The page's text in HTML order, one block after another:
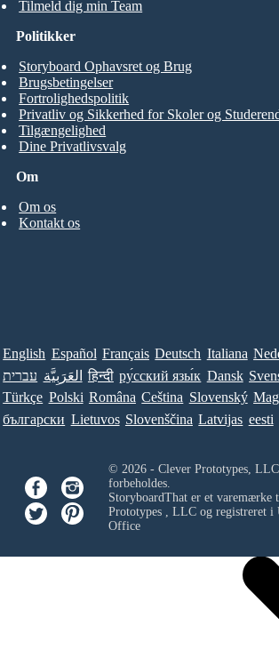
Tilmeld dig min Team
Om
Om os
Kontakt os
Politikker
Storyboard Ophavsret og Brug
Brugsbetingelser
Fortrolighedspolitik
Privatliv og Sikkerhed for Skoler og
Tilgængelighed
Dine Privatlivsvalg
English Español Français Deutsch Italiana
עברית العَرَبِيَّة हिन्दी ру́сский язы́к Dansk
Türkçe Polski Româna Ceština Slovenský
български Lietuvos Slovenščina Latvijas eesti
© 2026 - Clever Prototypes,
forbeholdes.
StoryboardThat er et varemærke
Prototypes , LLCog registreret i
Office